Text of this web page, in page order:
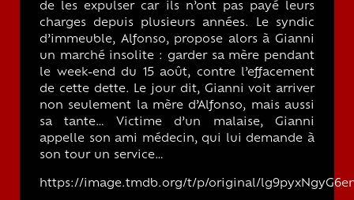
de les expulser car ils n’ont pas payé leurs
charges depuis plusieurs années. Le syndic
d’immeuble, Alfonso, propose alors à Gianni
un marché insolite : garder sa mère pendant
le week-end du 15 août, contre l’effacement
de cette dette. Le jour dit, Gianni voit arriver
non seulement la mère d’Alfonso, mais aussi
sa tante… Victime d’un malaise, Gianni
appelle son ami médecin, qui lui demande à
son tour un service…
https://image.tmdb.org/t/p/original/